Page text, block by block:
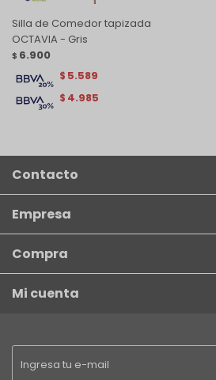
Silla de Comedor tapizada
OCTAVIA - Gris
$ 6.900
$ 4.985
$ 5.589
Contacto
Empresa
Compra
Mi cuenta